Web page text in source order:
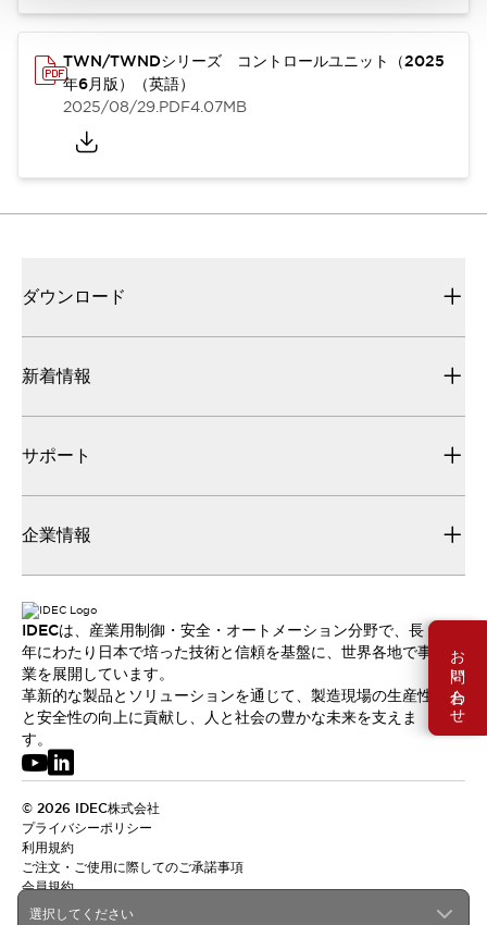
お問い合わせ
TWN/TWNDシリーズ コントロールユニット（2025
年6月版）（英語）
2025/08/29.PDF4.07MB
選択してください
ダウンロード
新着情報
サポート
企業情報
IDECは、産業用制御・安全・オートメーション分野で、長
年にわたり日本で培った技術と信頼を基盤に、世界各地で事
業を展開しています。
革新的な製品とソリューションを通じて、製造現場の生産性
と安全性の向上に貢献し、人と社会の豊かな未来を支えま
す。
© 2026 IDEC株式会社
プライバシーポリシー
利用規約
ご注文・ご使用に際してのご承諾事項
会員規約